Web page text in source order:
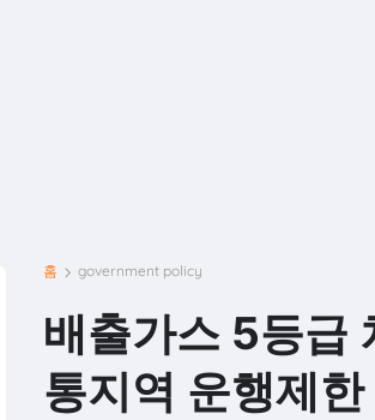
홈 government policy
배출가스 5등급
통지역 운행제